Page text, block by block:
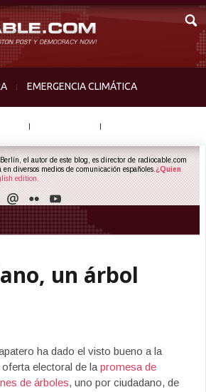
EMERGENCIA CLIMÁTICA
el autor de este blog, es director de radiocable.com
diversos medios de comunicación españoles. ¿Quien
edition.
un árbol
ha dado el visto bueno a la
electoral de la promesa de
de árboles, uno por ciudadano, de